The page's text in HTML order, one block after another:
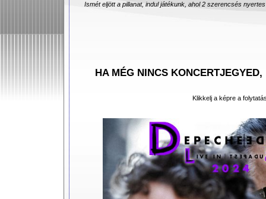
Ismét eljött a pillanat, indul játékunk, ahol 2 szerencsés
HA MÉG NINCS
Klikkelj a képre a